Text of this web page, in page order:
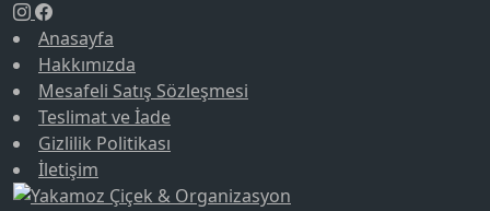
Anasayfa
Hakkımızda
Mesafeli Satış Sözleşmesi
Teslimat ve İade
Gizlilik Politikası
İletişim